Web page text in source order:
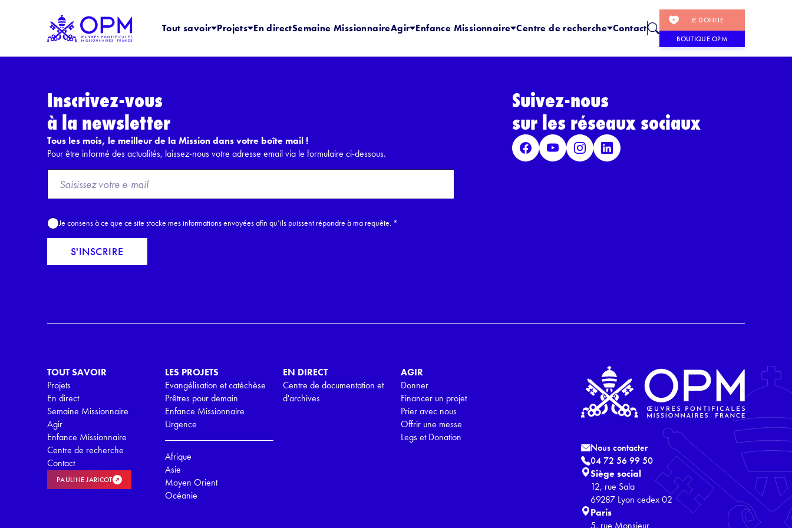
Tout savoir Projets En directSemaine MissionnaireAgir Enfance Missionnaire Centre de recherche Contact
JE DONNE
BOUTIQUE OPM
Inscrivez-vous
à la newsletter
Tous les mois, le meilleur de la Mission dans votre boîte mail !
Pour être informé des actualités, laissez-nous votre adresse email via le formulaire ci-dessous.
o
E
m
i
A
c
P
Je consens à ce que ce site stocke mes informations envoyées afin qu’ils puissent répondre à ma requête. *
S'INSCRIRE
Suivez-nous
sur les réseaux sociaux
TOUT SAVOIR
Projets
En direct
Semaine Missionnaire
Agir
Enfance Missionnaire
Centre de recherche
Contact
PAULINE JARICOT
LES PROJETS
Evangélisation et catéchèse
Prêtres pour demain
Enfance Missionnaire
Urgence
Afrique
Asie
Moyen Orient
Océanie
EN DIRECT
Centre de documentation et
d'archives
AGIR
Donner
Financer un projet
Prier avec nous
Offrir une messe
Legs et Donation
Nous contacter
04 72 56 99 50
Siège social
12, rue Sala
69287 Lyon cedex 02
Paris
5, rue Monsieur